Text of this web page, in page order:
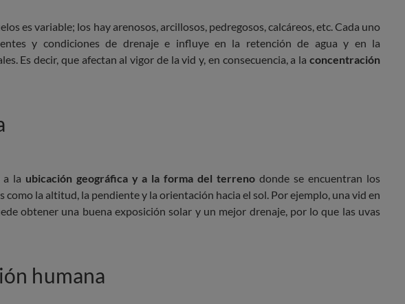
es variable; los hay arenosos, arcillosos, pedregosos, calcáreos, etc. Cada uno
y condiciones de drenaje e influye en la retención de agua y en la
Es decir, que afectan al vigor de la vid y, en consecuencia, a la concentración
a la ubicación geográfica y a la forma del terreno donde se encuentran los
como la altitud, la pendiente y la orientación hacia el sol. Por ejemplo, una vid en
obtener una buena exposición solar y un mejor drenaje, por lo que las uvas
humana